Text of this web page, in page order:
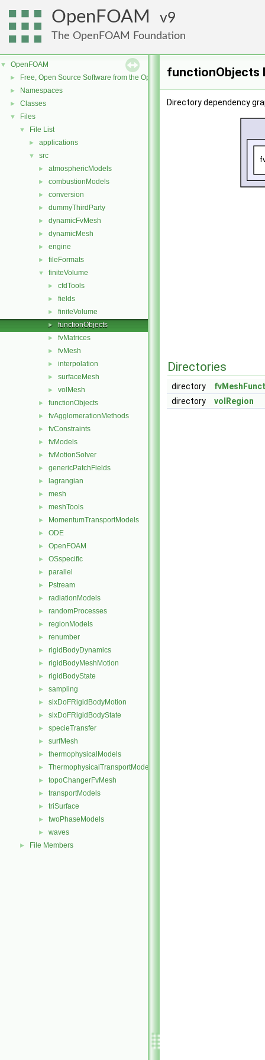
OpenFOAM 9
The OpenFOAM Foundation
▼ OpenFOAM
► Free, Open Source Software from the OpenFOAM Foundation
► Namespaces
► Classes
▼ Files
▼ File List
► applications
▼ src
► atmosphericModels
► combustionModels
► conversion
► dummyThirdParty
► dynamicFvMesh
► dynamicMesh
► engine
► fileFormats
▼ finiteVolume
► cfdTools
► fields
► finiteVolume
► functionObjects
► fvMatrices
► fvMesh
► interpolation
► surfaceMesh
► volMesh
► functionObjects
► fvAgglomerationMethods
► fvConstraints
► fvModels
► fvMotionSolver
► genericPatchFields
► lagrangian
► mesh
► meshTools
► MomentumTransportModels
► ODE
► OpenFOAM
► OSspecific
► parallel
► Pstream
► radiationModels
► randomProcesses
► regionModels
► renumber
► rigidBodyDynamics
► rigidBodyMeshMotion
► rigidBodyState
► sampling
► sixDoFRigidBodyMotion
► sixDoFRigidBodyState
► specieTransfer
► surfMesh
► thermophysicalModels
► ThermophysicalTransportModels
► topoChangerFvMesh
► transportModels
► triSurface
► twoPhaseModels
► waves
► File Members
functionObjects
Directory dependency
Directories
directory
directory
volRegion